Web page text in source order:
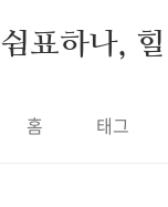
쉼표하나,
홈 태그